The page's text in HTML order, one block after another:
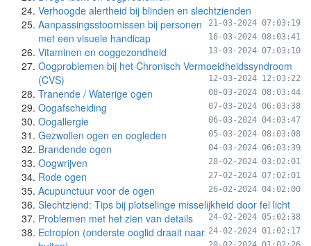
Verhoogde alertheid bij blinden en slechtzienden
21-03-2024 07:03:19
Aanpassingsstoornissen bij personen
met een visuele handicap
16-03-2024 08:03:41
Vitaminen en ooggezondheid 13-03-2024 07:03:10
Oogproblemen bij het Chronisch Vermoeidheidssyndroom
(CVS)
12-03-2024 12:03:22
Tranende / Waterige ogen 08-03-2024 08:03:44
Oogafscheiding 07-03-2024 06:03:38
Oogallergie 06-03-2024 04:03:47
Gezwollen ogen en oogleden 05-03-2024 08:03:08
Brandende ogen 04-03-2024 06:03:39
Oogwrijven 28-02-2024 03:02:01
Rode ogen 27-02-2024 07:02:01
Acupunctuur voor de ogen 26-02-2024 04:02:00
Slechtziend: Tips bij plotselinge misselijkheid door fel licht
24-02-2024 05:02:38
Problemen met het zien van details
24-02-2024 01:02:17
Ectropion (onderste ooglid draait naar